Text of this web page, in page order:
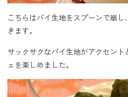
こちらはパイ生地をスプーンで崩
きます。
サックサクなパイ生地がアクセント
ェを楽しめました。